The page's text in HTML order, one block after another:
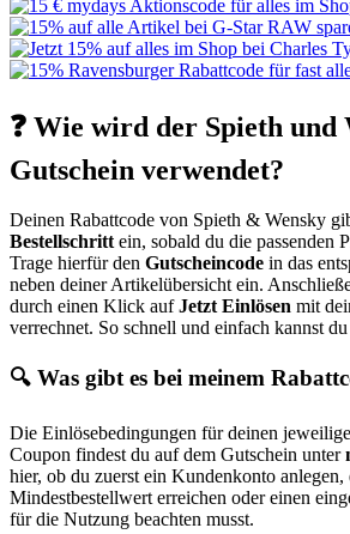
❓ Wie wird der Spieth und
Gutschein verwendet?
Deinen Rabattcode von Spieth & Wensky
Bestellschrittein, sobald du die passenden
Trage hierfür den Gutscheincode in das
neben deiner Artikelübersicht ein.
durch einen Klick aufJetzt Einlösen mit
verrechnet. So schnell und einfach kannst du
🔍 Was gibt es bei meinem
Die Einlösebedingungen für deinen
Coupon findest du auf dem Gutschein unter
hier, ob du zuerst ein Kundenkonto anlegen,
Mindestbestellwert erreichen oder einen
für die Nutzung beachten musst.